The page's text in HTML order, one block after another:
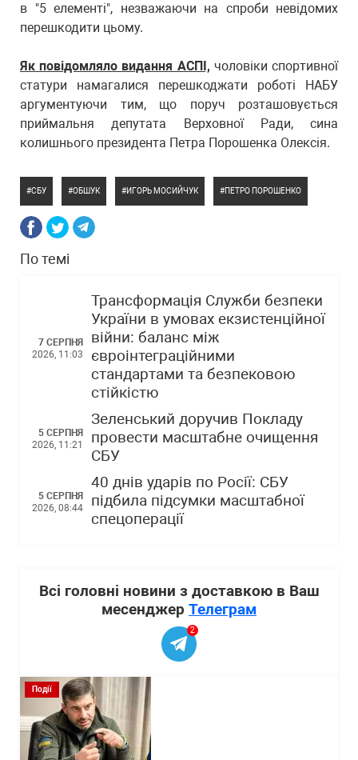
в "5 елементі", незважаючи на спроби невідомих
перешкодити цьому.
Як повідомляло видання АСПІ, чоловіки спортивної
статури намагалися перешкоджати роботі НАБУ
аргументуючи тим, що поруч розташовується
приймальня депутата Верховної Ради, сина
колишнього президента Петра Порошенка Олексія.
СБУ ОБШУК ИГОРЬ МОСИЙЧУК ПЕТРО ПОРОШЕНКО
По темі
7 СЕРПНЯ
2026, 11:03
Трансформація Служби безпеки
України в умовах екзистенційної
війни: баланс між
євроінтеграційними
стандартами та безпековою
стійкістю
5 СЕРПНЯ
2026, 11:21
Зеленський доручив Покладу
провести масштабне очищення
СБУ
5 СЕРПНЯ
2026, 08:44
40 днів ударів по Росії: СБУ
підбила підсумки масштабної
спецоперації
Всі головні новини з доставкою в Ваш
месенджер Телеграм
2
Події